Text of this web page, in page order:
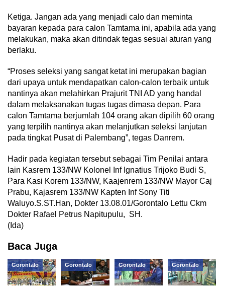
Ketiga. Jangan ada yang menjadi calo dan meminta
bayaran kepada para calon Tamtama ini, apabila ada yang
melakukan, maka akan ditindak tegas sesuai aturan yang
berlaku.
“Proses seleksi yang sangat ketat ini merupakan bagian
dari upaya untuk mendapatkan calon-calon terbaik untuk
nantinya akan melahirkan Prajurit TNI AD yang handal
dalam melaksanakan tugas tugas dimasa depan. Para
calon Tamtama berjumlah 104 orang akan dipilih 60 orang
yang terpilih nantinya akan melanjutkan seleksi lanjutan
pada tingkat Pusat di Palembang”, tegas Danrem.
Hadir pada kegiatan tersebut sebagai Tim Penilai antara
lain Kasrem 133/NW Kolonel Inf Ignatius Trijoko Budi S,
Para Kasi Korem 133/NW, Kaajenrem 133/NW Mayor Caj
Prabu, Kajasrem 133/NW Kapten Inf Sony Titi
Waluyo.S.ST.Han, Dokter 13.08.01/Gorontalo Lettu Ckm
Dokter Rafael Petrus Napitupulu, SH.
(Ida)
Baca Juga
Gorontalo Gorontalo Gorontalo Gorontalo